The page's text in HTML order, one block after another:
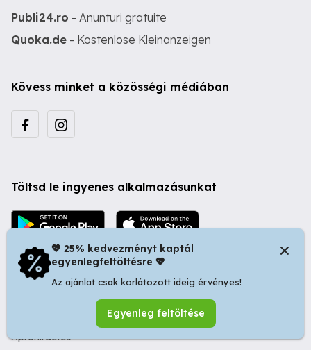
Publi24.ro - Anunturi gratuite
Quoka.de - Kostenlose Kleinanzeigen
Kövess minket a közösségi médiában
Töltsd le ingyenes alkalmazásunkat
© 2026 Startapró S.R.L. | Bulevardul Dacia nr 34, Oradea
410346, Romania | Tax ID: RO44483373 -
Ingyenes
Apróhirdetés
💖 25% kedvezményt kaptál
egyenlegfeltöltésre 💖
Az ajánlat csak korlátozott ideig érvényes!
Egyenleg feltöltése